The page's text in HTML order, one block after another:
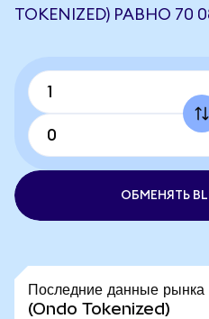
TOKENIZED) РАВНО 70
ОБМЕНЯТЬ
Последние данные
(Ondo Tokenized)